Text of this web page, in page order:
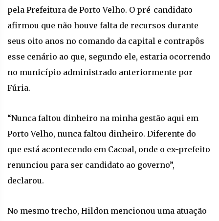
pela Prefeitura de Porto Velho. O pré-candidato
afirmou que não houve falta de recursos durante
seus oito anos no comando da capital e contrapôs
esse cenário ao que, segundo ele, estaria ocorrendo
no município administrado anteriormente por
Fúria.
“Nunca faltou dinheiro na minha gestão aqui em
Porto Velho, nunca faltou dinheiro. Diferente do
que está acontecendo em Cacoal, onde o ex-prefeito
renunciou para ser candidato ao governo”,
declarou.
No mesmo trecho, Hildon mencionou uma atuação